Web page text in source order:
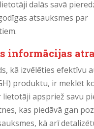
dalās savā
atsauksmes par
informācijas
kā izvēlēties efektīvu
produktu, ir meklēt
apspriež savu
kas piedāvā gan
kā arī